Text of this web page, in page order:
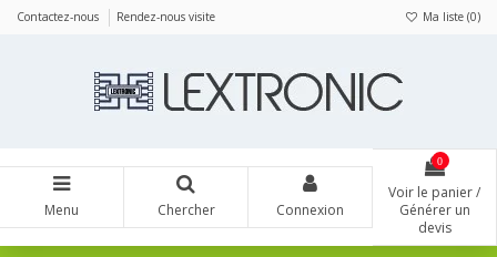
Contactez-nous Rendez-nous visite Ma liste (0)
Menu Chercher Connexion
0
Voir le panier /
Générer un
devis
Panneau de gestion des cookies